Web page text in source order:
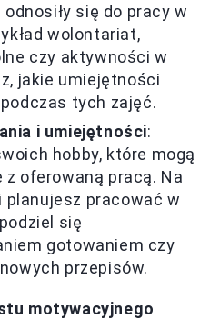
się do pracy w
wolontariat,
czy aktywności w
jakie umiejętności
tych zajęć.
i umiejętności:
hobby, które mogą
z oferowaną pracą. Na
planujesz pracować w
się
gotowaniem czy
przepisów.
motywacyjnego